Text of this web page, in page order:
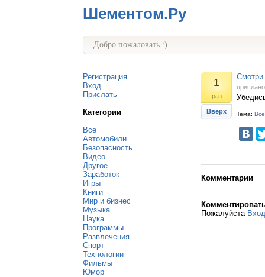
Шементом.Ру
Добро пожаловать :)
Регистрация
Вход
Прислать
Категории
Все
Автомобили
Безопасность
Видео
Другое
Заработок
Игры
Книги
Мир и бизнес
Музыка
Наука
Программы
Развлечения
Спорт
Технологии
Фильмы
Юмор
1
раз
Вверх
Смотри
Тема: Все
Комментарии
Пожалуйста Вход